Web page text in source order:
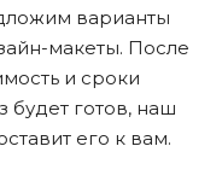
варианты
макеты. После
и сроки
будет готов, наш
его к вам.